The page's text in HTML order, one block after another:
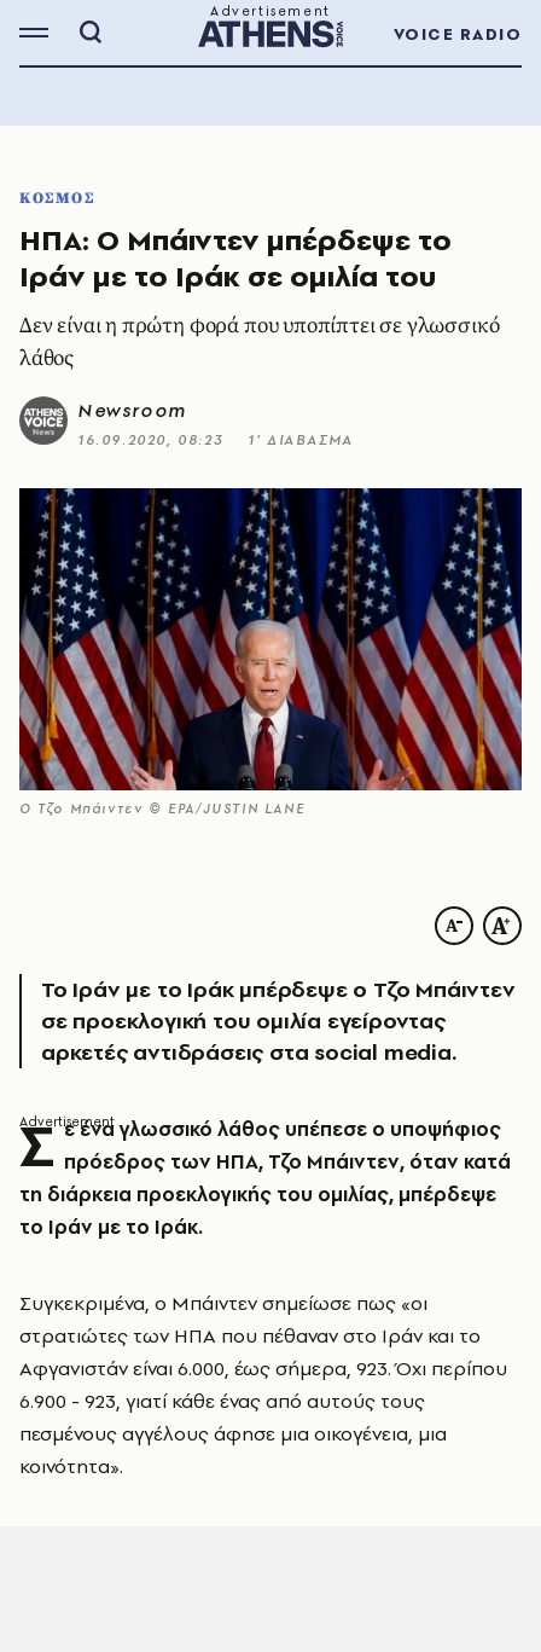
VOICE RADIO
ΚΟΣΜΟΣ
ΗΠΑ: Ο Μπάιντεν μπέρδεψε το
Ιράν με το Ιράκ σε ομιλία του
Δεν είναι η πρώτη φορά που υποπίπτει σε γλωσσικό
λάθος
Newsroom
16.09.2020, 08:23 1’ ΔΙΑΒΑΣΜΑ
Ο Τζο Μπάιντεν © EPA/JUSTIN LANE
Το Ιράν με το Ιράκ μπέρδεψε ο Τζο Μπάιντεν
σε προεκλογική του ομιλία εγείροντας
αρκετές αντιδράσεις στα social media.
Σ ε ένα γλωσσικό λάθος υπέπεσε ο υποψήφιος
πρόεδρος των ΗΠΑ, Τζο Μπάιντεν, όταν κατά
τη διάρκεια προεκλογικής του ομιλίας, μπέρδεψε
το Ιράν με το Ιράκ.
Συγκεκριμένα, ο Μπάιντεν σημείωσε πως «οι
στρατιώτες των ΗΠΑ που πέθαναν στο Ιράν και το
Αφγανιστάν είναι 6.000, έως σήμερα, 923. Όχι περίπου
6.900 - 923, γιατί κάθε ένας από αυτούς τους
πεσμένους αγγέλους άφησε μια οικογένεια, μια
κοινότητα».